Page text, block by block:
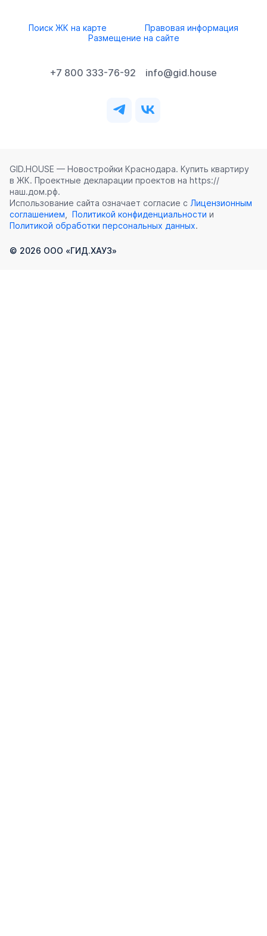
Поиск ЖК на карте
Правовая информация
Размещение на сайте
+7 800 333-76-92 info@gid.house
GID.HOUSE — Новостройки Краснодара. Купить квартиру
в ЖК. Проектные декларации проектов на https://
наш.дом.рф.
Использование сайта означает согласие с Лицензионным
соглашением
Политикой конфиденциальности и
Политикой обработки персональных данных.
© 2026 ООО «ГИД.ХАУЗ»